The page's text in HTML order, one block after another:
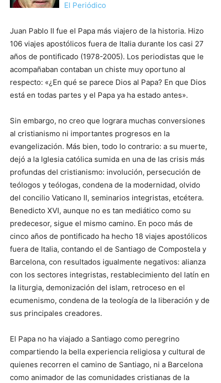
El Periódico
Juan Pablo II fue el Papa más viajero de la historia. Hizo
106 viajes apostólicos fuera de Italia durante los casi 27
años de pontificado (1978-2005). Los periodistas que le
acompañaban contaban un chiste muy oportuno al
respecto: «¿En qué se parece Dios al Papa? En que Dios
está en todas partes y el Papa ya ha estado antes».
Sin embargo, no creo que lograra muchas conversiones
al cristianismo ni importantes progresos en la
evangelización. Más bien, todo lo contrario: a su muerte,
dejó a la Iglesia católica sumida en una de las crisis más
profundas del cristianismo: involución, persecución de
teólogos y teólogas, condena de la modernidad, olvido
del concilio Vaticano II, seminarios integristas, etcétera.
Benedicto XVI, aunque no es tan mediático como su
predecesor, sigue el mismo camino. En poco más de
cinco años de pontificado ha hecho 18 viajes apostólicos
fuera de Italia, contando el de Santiago de Compostela y
Barcelona, con resultados igualmente negativos: alianza
con los sectores integristas, restablecimiento del latín en
la liturgia, demonización del islam, retroceso en el
ecumenismo, condena de la teología de la liberación y de
sus principales creadores.
El Papa no ha viajado a Santiago como peregrino
compartiendo la bella experiencia religiosa y cultural de
quienes recorren el camino de Santiago, ni a Barcelona
como animador de las comunidades cristianas de la